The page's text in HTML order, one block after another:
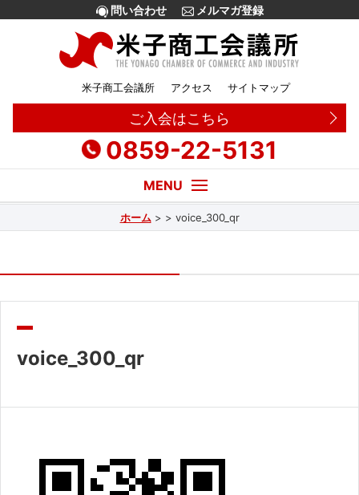
問い合わせ メルマガ登録
米子商工会議所 アクセス サイトマップ
ご入会はこちら
0859-22-5131
販路拡大
共済・福利厚生
証明書・申請
ホーム > > voice_300_qr
voice_300_qr